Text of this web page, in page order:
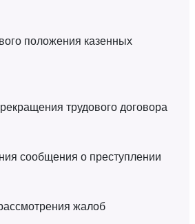
положения казенных
трудового договора
сообщения о преступлении
жалоб